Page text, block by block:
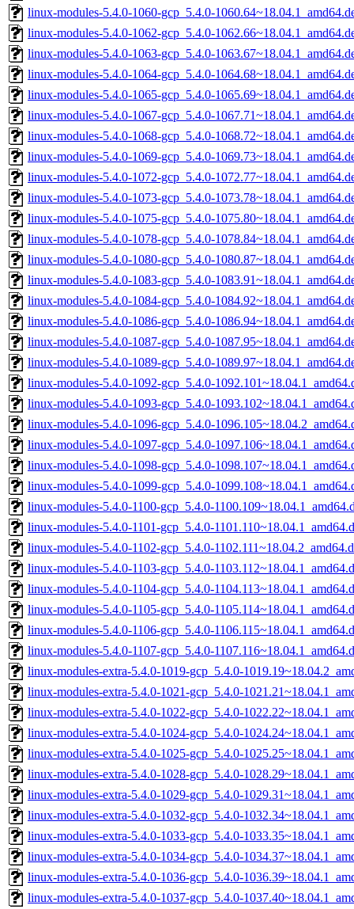
linux-modules-5.4.0-1060-gcp_5.4.0-
linux-modules-5.4.0-1062-gcp_5.4.0-
linux-modules-5.4.0-1063-gcp_5.4.0-
linux-modules-5.4.0-1064-gcp_5.4.0-
linux-modules-5.4.0-1065-gcp_5.4.0-
linux-modules-5.4.0-1067-gcp_5.4.0-
linux-modules-5.4.0-1068-gcp_5.4.0-
linux-modules-5.4.0-1069-gcp_5.4.0-
linux-modules-5.4.0-1072-gcp_5.4.0-
linux-modules-5.4.0-1073-gcp_5.4.0-
linux-modules-5.4.0-1075-gcp_5.4.0-
linux-modules-5.4.0-1078-gcp_5.4.0-
linux-modules-5.4.0-1080-gcp_5.4.0-
linux-modules-5.4.0-1083-gcp_5.4.0-
linux-modules-5.4.0-1084-gcp_5.4.0-
linux-modules-5.4.0-1086-gcp_5.4.0-
linux-modules-5.4.0-1087-gcp_5.4.0-
linux-modules-5.4.0-1089-gcp_5.4.0-
linux-modules-5.4.0-1092-gcp_5.4.0-
linux-modules-5.4.0-1093-gcp_5.4.0-
linux-modules-5.4.0-1096-gcp_5.4.0-
linux-modules-5.4.0-1097-gcp_5.4.0-
linux-modules-5.4.0-1098-gcp_5.4.0-
linux-modules-5.4.0-1099-gcp_5.4.0-
linux-modules-5.4.0-1100-gcp_5.4.0-
linux-modules-5.4.0-1101-gcp_5.4.0-
linux-modules-5.4.0-1102-gcp_5.4.0-
linux-modules-5.4.0-1103-gcp_5.4.0-
linux-modules-5.4.0-1104-gcp_5.4.0-
linux-modules-5.4.0-1105-gcp_5.4.0-
linux-modules-5.4.0-1106-gcp_5.4.0-
linux-modules-5.4.0-1107-gcp_5.4.0-
linux-modules-extra-5.4.0-1019-gcp_5.4.0-
linux-modules-extra-5.4.0-1021-gcp_5.4.0-
linux-modules-extra-5.4.0-1022-gcp_5.4.0-
linux-modules-extra-5.4.0-1024-gcp_5.4.0-
linux-modules-extra-5.4.0-1025-gcp_5.4.0-
linux-modules-extra-5.4.0-1028-gcp_5.4.0-
linux-modules-extra-5.4.0-1029-gcp_5.4.0-
linux-modules-extra-5.4.0-1032-gcp_5.4.0-
linux-modules-extra-5.4.0-1033-gcp_5.4.0-
linux-modules-extra-5.4.0-1034-gcp_5.4.0-
linux-modules-extra-5.4.0-1036-gcp_5.4.0-
linux-modules-extra-5.4.0-1037-gcp_5.4.0-